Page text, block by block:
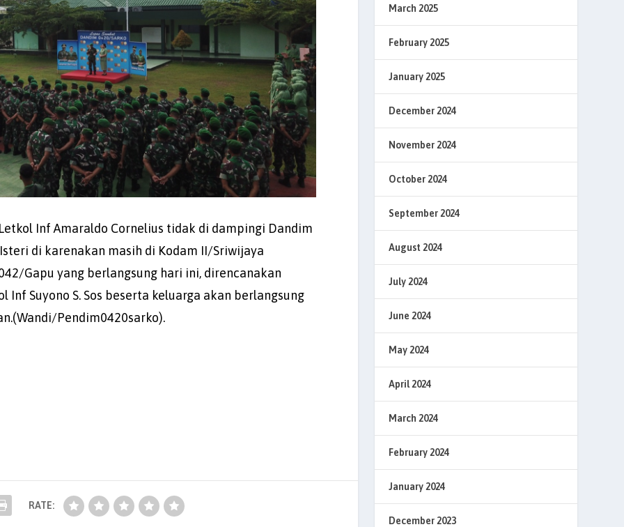
Inf Amaraldo Cornelius tidak di dampingi Dandim
di karenakan masih di Kodam II/Sriwijaya
Gapu yang berlangsung hari ini, direncanakan
Suyono S. Sos beserta keluarga akan berlangsung
Pendim0420sarko).
RATE:
March 2025
February 2025
January 2025
December 2024
November 2024
October 2024
September 2024
August 2024
July 2024
June 2024
May 2024
April 2024
March 2024
February 2024
January 2024
December 2023